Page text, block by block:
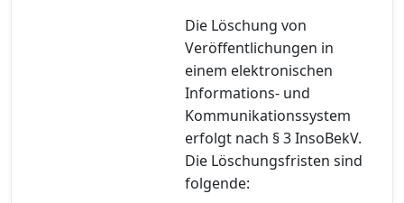
Die Löschung von
Veröffentlichungen in
einem elektronischen
Informations- und
Kommunikationssystem
erfolgt nach § 3 InsoBekV.
Die Löschungsfristen sind
folgende: